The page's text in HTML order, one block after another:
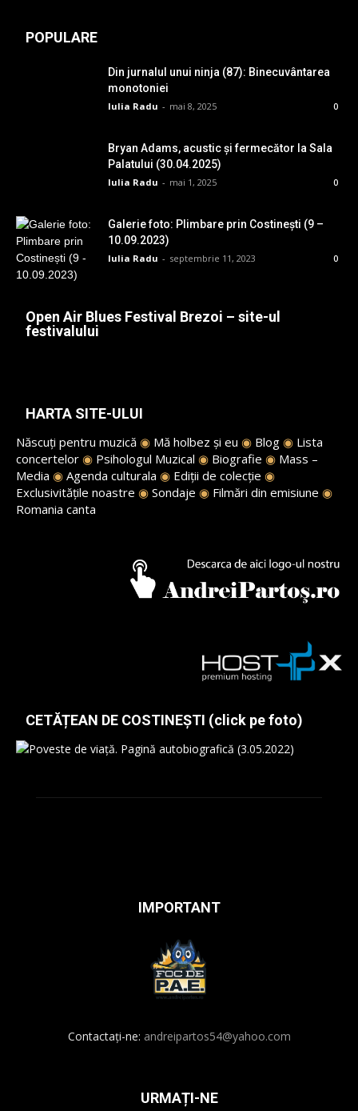
POPULARE
Din jurnalul unui ninja (87): Binecuvântarea
monotoniei
Iulia Radu - mai 8, 2025 0
Bryan Adams, acustic și fermecător la Sala
Palatului (30.04.2025)
Iulia Radu - mai 1, 2025 0
Galerie foto: Plimbare prin Costinești (9 –
10.09.2023)
Iulia Radu - septembrie 11, 2023 0
Open Air Blues Festival Brezoi – site-ul
festivalului
HARTA SITE-ULUI
Născuți pentru muzică ◉ Mă holbez și eu ◉ Blog ◉ Lista
concertelor ◉ Psihologul Muzical ◉ Biografie ◉ Mass –
Media ◉ Agenda culturala ◉ Ediții de colecție ◉
Exclusivitățile noastre ◉ Sondaje ◉ Filmări din emisiune ◉
Romania canta
CETĂȚEAN DE COSTINEȘTI (click pe foto)
IMPORTANT
Contactați-ne: andreipartos54@yahoo.com
URMAȚI-NE